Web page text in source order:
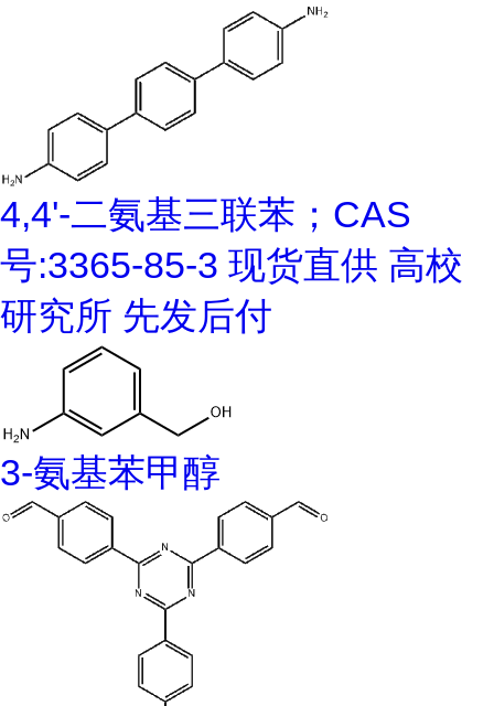
4,4'-二氨基三联苯；CAS
号:3365-85-3 现货直供 高校
研究所 先发后付
3-氨基苯甲醇